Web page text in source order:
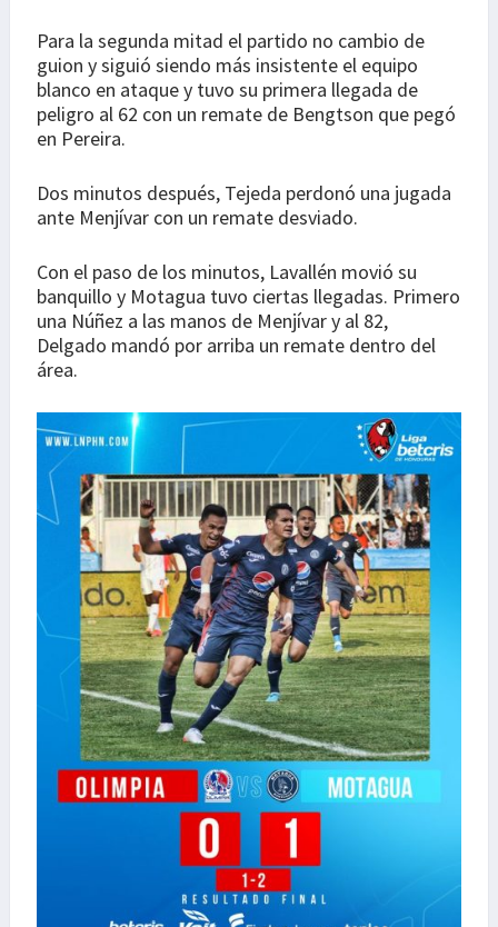
Para la segunda mitad el partido no cambio de
guion y siguió siendo más insistente el equipo
blanco en ataque y tuvo su primera llegada de
peligro al 62 con un remate de Bengtson que pegó
en Pereira.
Dos minutos después, Tejeda perdonó una jugada
ante Menjívar con un remate desviado.
Con el paso de los minutos, Lavallén movió su
banquillo y Motagua tuvo ciertas llegadas. Primero
una Núñez a las manos de Menjívar y al 82,
Delgado mandó por arriba un remate dentro del
área.